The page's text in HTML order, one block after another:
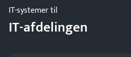
IT-systemer til
IT-afdelingen